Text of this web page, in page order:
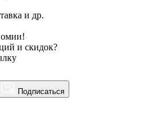
и др.
и скидок?
Подписаться